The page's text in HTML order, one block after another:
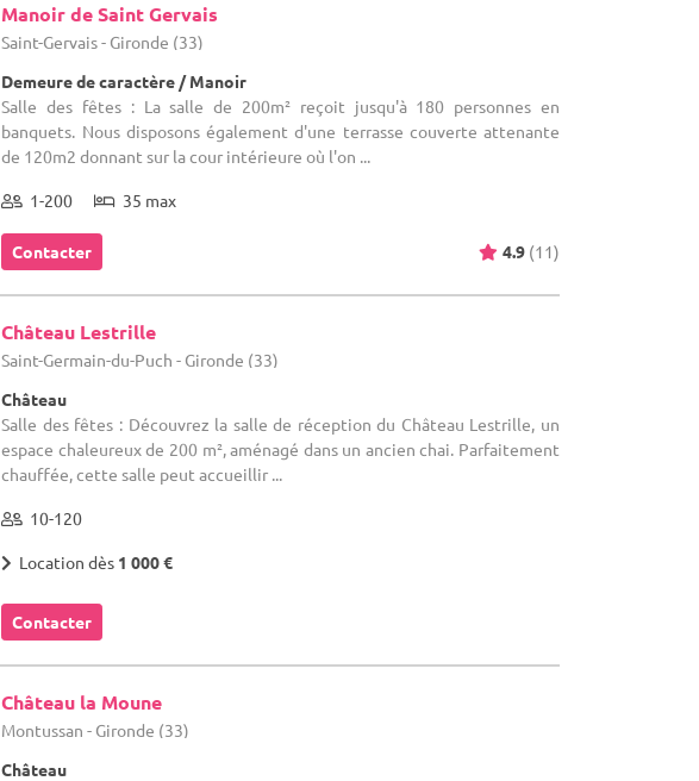
Manoir de Saint Gervais
Saint-Gervais - Gironde (33)
Demeure de caractère / Manoir
Salle des fêtes : La salle de 200m² reçoit jusqu'à 180 personnes en
banquets. Nous disposons également d'une terrasse couverte attenante
de 120m2 donnant sur la cour intérieure où l'on ...
1-200 35 max
Contacter 4.9 (11)
Château Lestrille
Saint-Germain-du-Puch - Gironde (33)
Château
Salle des fêtes : Découvrez la salle de réception du Château Lestrille, un
espace chaleureux de 200 m², aménagé dans un ancien chai. Parfaitement
chauffée, cette salle peut accueillir ...
10-120
Location dès 1 000 €
Contacter
Château la Moune
Montussan - Gironde (33)
Château